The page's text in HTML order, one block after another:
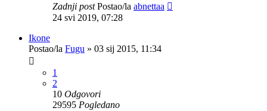
Zadnji postPostao/la abnettaa
24 svi 2019, 07:28
Ikone
Postao/la Fugu » 03 sij 2015, 11:34
1
2
10 Odgovori
29595 Pogledano